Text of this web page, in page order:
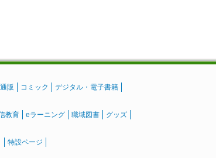
販 コミック デジタル・電子書籍
教育 eラーニング 職域図書 グッズ
特設ページ